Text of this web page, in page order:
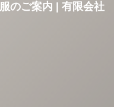
のご案内 | 有限会社